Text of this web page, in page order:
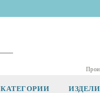
КАТЕГОРИИ